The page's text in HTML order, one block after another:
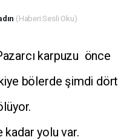
(Haberi Sesli Oku)
karpuzu önce
bölerde şimdi dört
kadar yolu var.